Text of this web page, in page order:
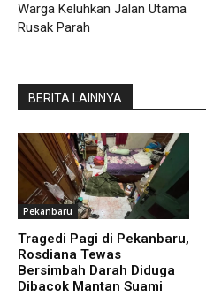
Warga Keluhkan Jalan Utama
Rusak Parah
BERITA LAINNYA
Pekanbaru
Tragedi Pagi di Pekanbaru,
Rosdiana Tewas
Bersimbah Darah Diduga
Dibacok Mantan Suami